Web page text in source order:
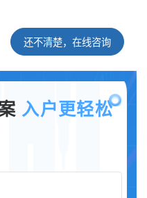
还不清楚，在线咨询
入户更轻松